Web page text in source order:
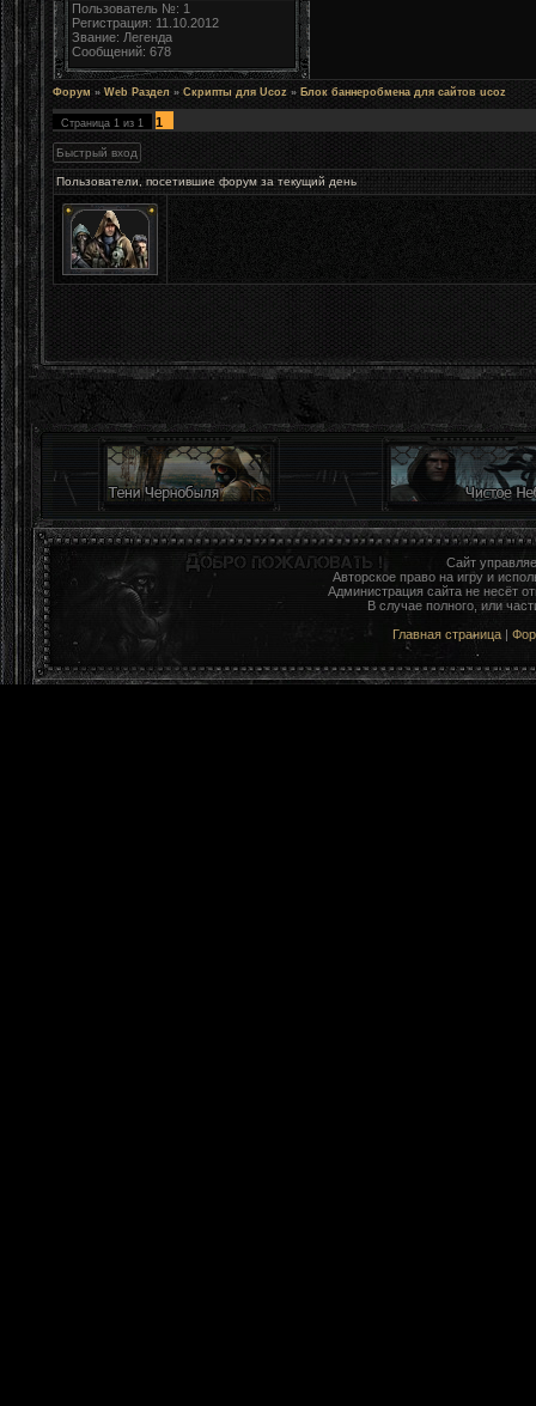
Пользователь №: 1
Регистрация: 11.10.2012
Звание: Легенда
Сообщений: 678
Форум » Web Раздел » Скрипты для Ucoz » Блок баннеробмена для сайтов ucoz
Страница 1 из 1 1
Пользователи, посетившие форум за текущий день
Сайт
Авторское право на игру и
Администрация сайта не несёт
В случае полного, или
Главная страница |